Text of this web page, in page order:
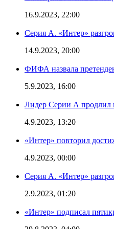
16.9.2023, 22:00
Серия А. «Интер»
14.9.2023, 20:00
ФИФА назвала
5.9.2023, 16:00
Лидер Серии А продлил
4.9.2023, 13:20
«Интер» повторил
4.9.2023, 00:00
Серия А. «Интер»
2.9.2023, 01:20
«Интер» подписал